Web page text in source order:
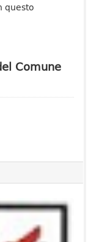
Comune
questo